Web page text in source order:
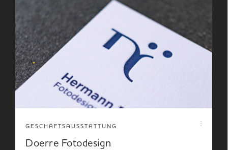
GESCHÄFTSAUSSTATTUNG
Doerre Fotodesign